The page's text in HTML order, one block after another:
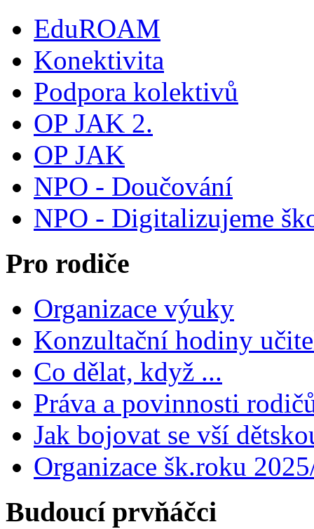
EduROAM
Konektivita
Podpora kolektivů
OP JAK 2.
OP JAK
NPO - Doučování
NPO - Digitalizujeme
Pro rodiče
Organizace výuky
Konzultační hodiny
Co dělat, když ...
Práva a povinnosti
Jak bojovat se vší
Organizace šk.roku
Budoucí prvňáčci